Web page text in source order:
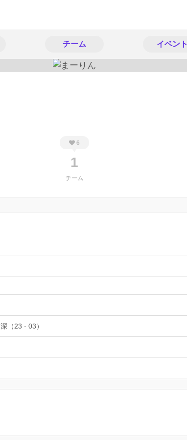
チーム イベント
6
1
チーム
深（23 - 03）